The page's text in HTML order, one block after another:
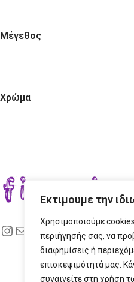
Εκτιμουμε την
Χρησιμοποιούμε
περιήγησής σας, να
διαφημίσεις ή
επισκεψιμότητά μας.
συναινείτε στη χρήση
Μέγεθος
Χρώμα